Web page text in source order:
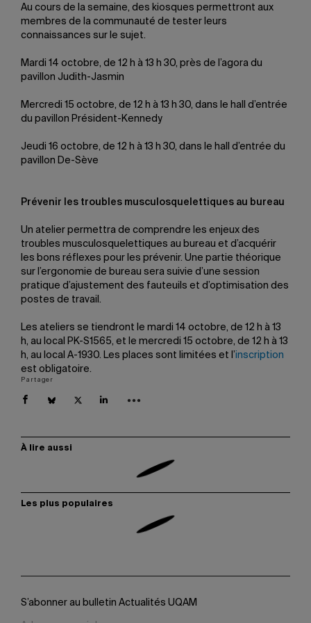
Au cours de la semaine, des kiosques permettront aux
membres de la communauté de tester leurs
connaissances sur le sujet.
Mardi 14 octobre, de 12 h à 13 h 30, près de l’agora du
pavillon Judith-Jasmin
Mercredi 15 octobre, de 12 h à 13 h 30, dans le hall d’entrée
du pavillon Président-Kennedy
Jeudi 16 octobre, de 12 h à 13 h 30, dans le hall d’entrée du
pavillon De-Sève
Prévenir les troubles musculosquelettiques au bureau
Un atelier permettra de comprendre les enjeux des
troubles musculosquelettiques au bureau et d’acquérir
les bons réflexes pour les prévenir. Une partie théorique
sur l’ergonomie de bureau sera suivie d’une session
pratique d’ajustement des fauteuils et d’optimisation des
postes de travail.
Les ateliers se tiendront le mardi 14 octobre, de 12 h à 13
h, au local PK-S1565, et le mercredi 15 octobre, de 12 h à 13
h, au local A-1930. Les places sont limitées et l’inscription
est obligatoire.
Partager
À lire aussi
Les plus populaires
S’abonner au bulletin Actualités UQAM